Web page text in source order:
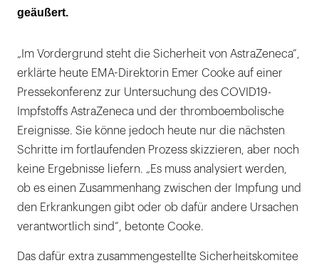
geäußert.
„Im Vordergrund steht die Sicherheit von AstraZeneca“,
erklärte heute EMA-Direktorin Emer Cooke auf einer
Pressekonferenz zur Untersuchung des COVID19-
Impfstoffs AstraZeneca und der thromboembolische
Ereignisse. Sie könne jedoch heute nur die nächsten
Schritte im fortlaufenden Prozess skizzieren, aber noch
keine Ergebnisse liefern. „Es muss analysiert werden,
ob es einen Zusammenhang zwischen der Impfung und
den Erkrankungen gibt oder ob dafür andere Ursachen
verantwortlich sind“, betonte Cooke.
Das dafür extra zusammengestellte Sicherheitskomitee